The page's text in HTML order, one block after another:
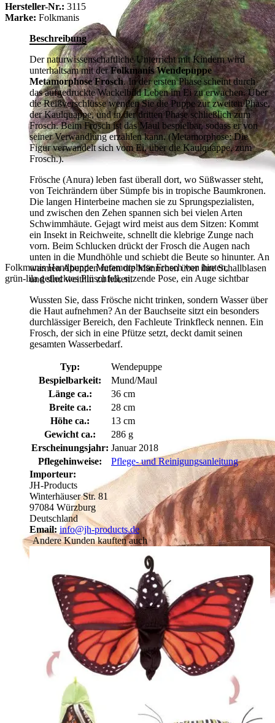
Folkmanis Handpuppe Metamorphose Frosch von hinten,
grün-lila geflecktes Plüschfell, sitzende Pose, ein Auge sichtbar
Hersteller-Nr.: 3115
Marke: Folkmanis
Beschreibung
Der naturwissenschaftliche Unterricht mit Kindern wird
unterhaltsam mit derFolkmanis Wendepuppe
Metamorphose Frosch. In der ersten Phase scheint durch
das aufgedruckte Wackelbild Leben im Ei zu erwachen. Über
die Reißverschlüsse wenden Sie die Puppe zur zweiten Phase,
der Kaulquappe, und in der dritten Phase schließlich zum
Frosch. Beim Frosch ist das Maul bespielbar, sodass er von
seiner Verwandlung erzählen kann. (Metamorphose: Die
Figur verwandelt sich vom Ei, über die Kaulquappe, zum
Frosch.).
Frösche (Anura) leben fast überall dort, wo Süßwasser steht,
von Teichrändern über Sümpfe bis in tropische Baumkronen.
Die langen Hinterbeine machen sie zu Sprungspezialisten,
und zwischen den Zehen spannen sich bei vielen Arten
Schwimmhäute. Gejagt wird meist aus dem Sitzen: Kommt
ein Insekt in Reichweite, schnellt die klebrige Zunge nach
vorn. Beim Schlucken drückt der Frosch die Augen nach
unten in die Mundhöhle und schiebt die Beute so hinunter. An
warmen Abenden rufen die Männchen über ihre Schallblasen
und sind weithin zu hören.
Wussten Sie, dass Frösche nicht trinken, sondern Wasser über
die Haut aufnehmen? An der Bauchseite sitzt ein besonders
durchlässiger Bereich, den Fachleute Trinkfleck nennen. Ein
Frosch, der sich in eine Pfütze setzt, deckt damit seinen
gesamten Wasserbedarf.
Typ:
Wendepuppe
Bespielbarkeit:
Mund/Maul
Länge ca.:
36 cm
Breite ca.:
28 cm
Höhe ca.:
13 cm
Gewicht ca.:
286 g
Erscheinungsjahr: Januar 2018
Pflegehinweise:
Pflege- und Reinigungsanleitung
Importeur:
JH-Products
Winterhäuser Str. 81
97084 Würzburg
Deutschland
Email: info@jh-products.de
Andere Kunden kauften auch